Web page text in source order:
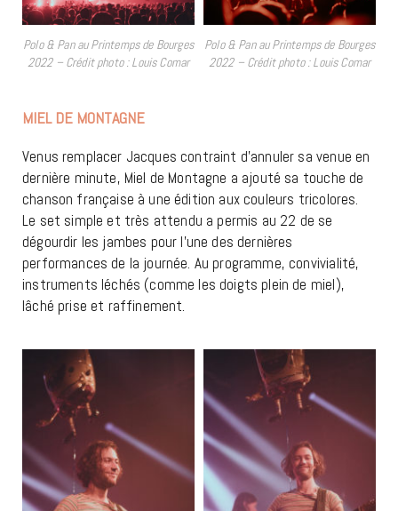
Polo & Pan au Printemps de Bourges
2022 – Crédit photo : Louis Comar
Polo & Pan au Printemps de Bourges
2022 – Crédit photo : Louis Comar
MIEL DE MONTAGNE
Venus remplacer Jacques contraint d’annuler sa venue en
dernière minute, Miel de Montagne a ajouté sa touche de
chanson française à une édition aux couleurs tricolores.
Le set simple et très attendu a permis au 22 de se
dégourdir les jambes pour l’une des dernières
performances de la journée. Au programme, convivialité,
instruments léchés (comme les doigts plein de miel),
lâché prise et raffinement.